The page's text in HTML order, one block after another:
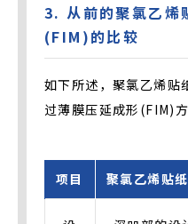
3. 从前的聚氯乙烯
(FIM)的比较
如下所述，聚氯乙烯贴
过薄膜压延成形(FIM)方
项目 聚氯乙烯贴纸